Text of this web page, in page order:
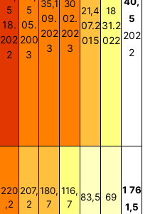
5
18.
202
2
5
05.
200
3
35,1
09.
202
3
30
02.
202
3
21,4
07.2
015
18
31.2
022
5
202
2
220
,2
207,
2
180,
7
116,
7
83,5 69
1 76
1,5